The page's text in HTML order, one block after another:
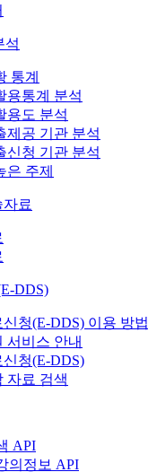
석
통계
용통계 분석
용도 분석
제공 기관 분석
신청 기관 분석
은 주제
료
DDS)
청(E-DDS) 이용 방법
서비스 안내
청(E-DDS)
자료 검색
API
의정보 API